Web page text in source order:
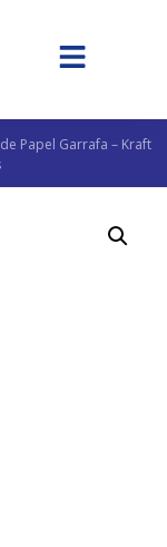
Papel Garrafa – Kraft